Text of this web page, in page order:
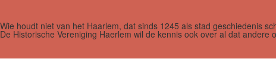
Wie houdt niet van het Haarlem, dat sinds 1245 als stad geschiedenis
De Historische Vereniging Haerlem wil de kennis ook over al dat